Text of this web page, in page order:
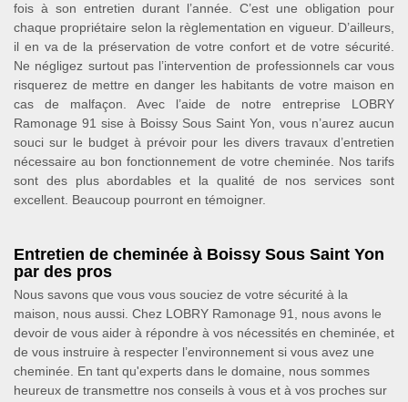
fois à son entretien durant l’année. C’est une obligation pour
chaque propriétaire selon la règlementation en vigueur. D’ailleurs,
il en va de la préservation de votre confort et de votre sécurité.
Ne négligez surtout pas l’intervention de professionnels car vous
risquerez de mettre en danger les habitants de votre maison en
cas de malfaçon. Avec l’aide de notre entreprise LOBRY
Ramonage 91 sise à Boissy Sous Saint Yon, vous n’aurez aucun
souci sur le budget à prévoir pour les divers travaux d’entretien
nécessaire au bon fonctionnement de votre cheminée. Nos tarifs
sont des plus abordables et la qualité de nos services sont
excellent. Beaucoup pourront en témoigner.
Entretien de cheminée à Boissy Sous Saint Yon
par des pros
Nous savons que vous vous souciez de votre sécurité à la
maison, nous aussi. Chez LOBRY Ramonage 91, nous avons le
devoir de vous aider à répondre à vos nécessités en cheminée, et
de vous instruire à respecter l’environnement si vous avez une
cheminée. En tant qu'experts dans le domaine, nous sommes
heureux de transmettre nos conseils à vous et à vos proches sur